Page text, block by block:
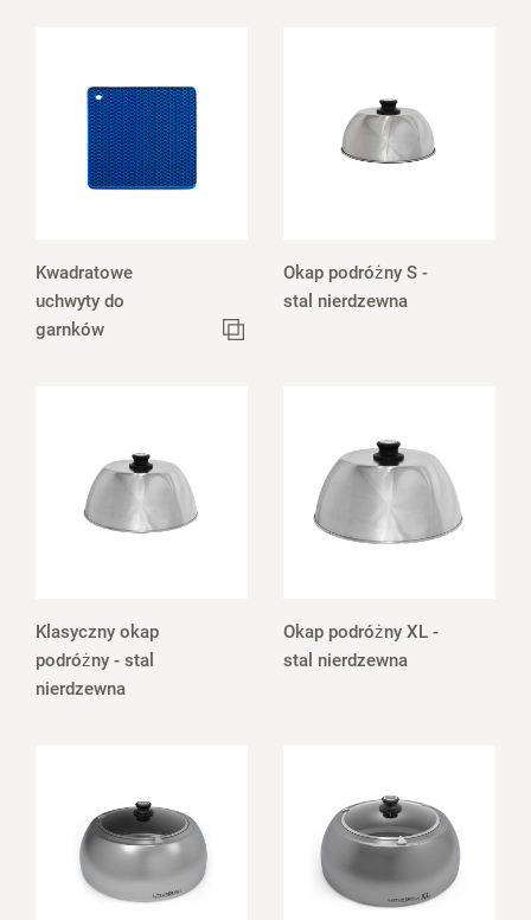
Kwadratowe
uchwyty do
garnków
Okap podróżny S -
stal nierdzewna
Klasyczny okap
podróżny - stal
nierdzewna
Okap podróżny XL -
stal nierdzewna